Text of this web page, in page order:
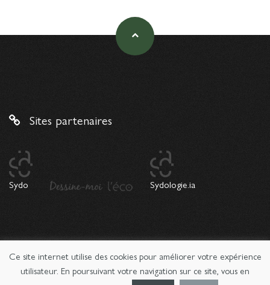
Sites partenaires
Sydo Sydologie.ia
© 2026 Copyright Sydologie. Le magazine de l'innovation
pédagogique -Mentions légales
Ce site internet utilise des cookies pour améliorer votre expérience
utilisateur. En poursuivant votre navigation sur ce site, vous en